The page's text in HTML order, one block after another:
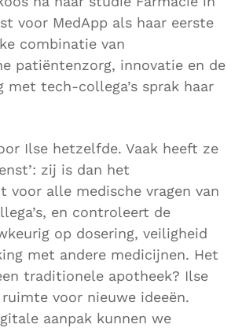
voor MedApp als haar eerste
combinatie van
patiëntenzorg, innovatie en de
met tech-collega’s sprak haar
Ilse hetzelfde. Vaak heeft ze
zij is dan het
voor alle medische vragen van
en controleert de
op dosering, veiligheid
met andere medicijnen. Het
traditionele apotheek? Ilse
voor nieuwe ideeën.
aanpak kunnen we